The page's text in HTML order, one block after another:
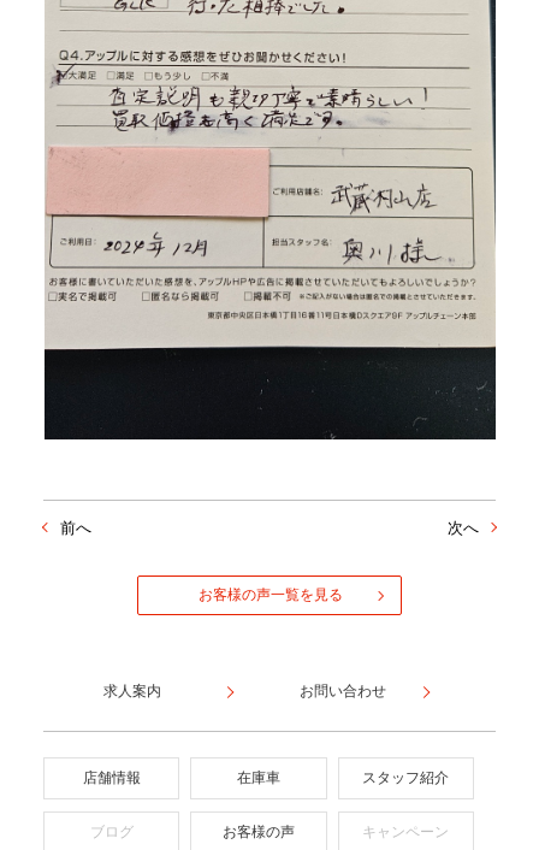
前へ 次へ
お客様の声一覧を見る
求人案内 お問い合わせ
店舗情報 在庫車 スタッフ紹介
ブログ お客様の声 キャンペーン